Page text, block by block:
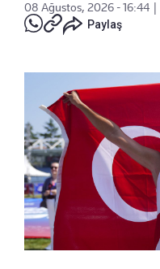
08 Ağustos, 2026 - 16:44
Paylaş